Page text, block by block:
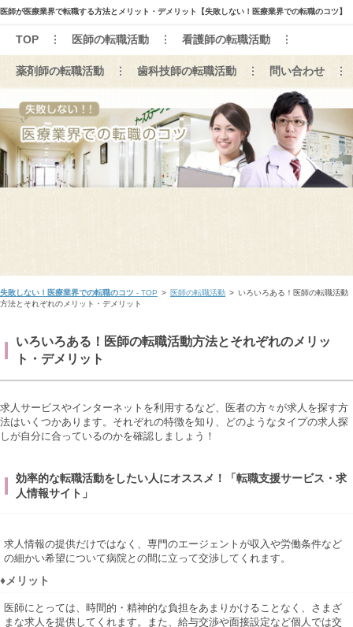
医師が医療業界で転職する方法とメリット・デメリット【失敗しない！医療業界での転職のコツ】
TOP 医師の転職活動 看護師の転職活動
薬剤師の転職活動 歯科技師の転職活動 問い合わせ
失敗しない！医療業界での転職のコツ - TOP > 医師の転職活動 > いろいろある！医師の転職活動
方法とそれぞれのメリット・デメリット
いろいろある！医師の転職活動方法とそれぞれのメリッ
ト・デメリット
求人サービスやインターネットを利用するなど、医者の方々が求人を探す方
法はいくつかあります。それぞれの特徴を知り、どのようなタイプの求人探
しが自分に合っているのかを確認しましょう！
効率的な転職活動をしたい人にオススメ！「転職支援サービス・求
人情報サイト」
求人情報の提供だけではなく、専門のエージェントが収入や労働条件など
の細かい希望について病院との間に立って交渉してくれます。
♦メリット
医師にとっては、時間的・精神的な負担をあまりかけることなく、さまざ
まな求人を提供してくれます。また、給与交渉や面接設定など個人では交